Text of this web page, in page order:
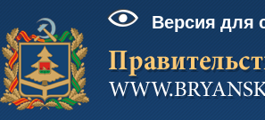
Версия для